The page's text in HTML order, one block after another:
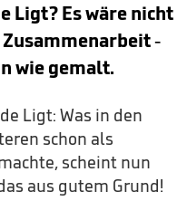
Ligt? Es wäre nicht
-
wie gemalt.
Ligt: Was in den
schon als
scheint nun
aus gutem Grund!